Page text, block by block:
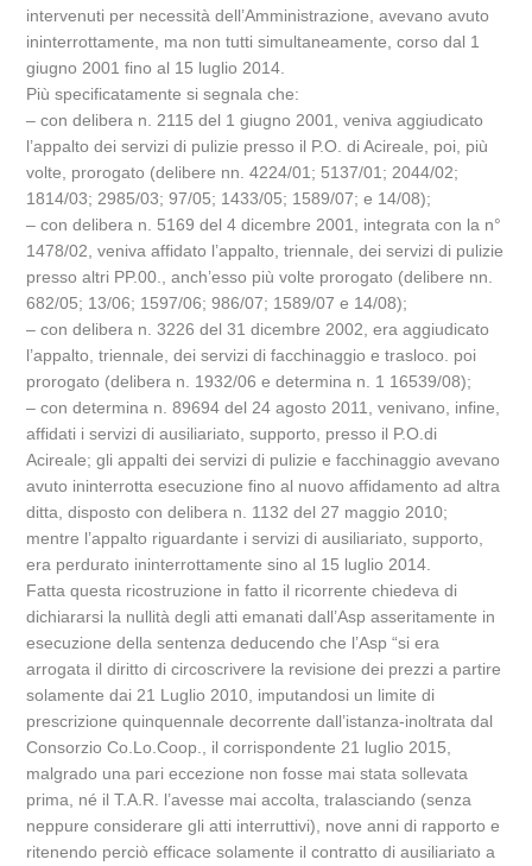
intervenuti per necessità dell’Amministrazione, avevano avuto
ininterrottamente, ma non tutti simultaneamente, corso dal 1
giugno 2001 fino al 15 luglio 2014.
Più specificatamente si segnala che:
– con delibera n. 2115 del 1 giugno 2001, veniva aggiudicato
l’appalto dei servizi di pulizie presso il P.O. di Acireale, poi, più
volte, prorogato (delibere nn. 4224/01; 5137/01; 2044/02;
1814/03; 2985/03; 97/05; 1433/05; 1589/07; e 14/08);
– con delibera n. 5169 del 4 dicembre 2001, integrata con la n°
1478/02, veniva affidato l’appalto, triennale, dei servizi di pulizie
presso altri PP.00., anch’esso più volte prorogato (delibere nn.
682/05; 13/06; 1597/06; 986/07; 1589/07 e 14/08);
– con delibera n. 3226 del 31 dicembre 2002, era aggiudicato
l’appalto, triennale, dei servizi di facchinaggio e trasloco. poi
prorogato (delibera n. 1932/06 e determina n. 1 16539/08);
– con determina n. 89694 del 24 agosto 2011, venivano, infine,
affidati i servizi di ausiliariato, supporto, presso il P.O.di
Acireale; gli appalti dei servizi di pulizie e facchinaggio avevano
avuto ininterrotta esecuzione fino al nuovo affidamento ad altra
ditta, disposto con delibera n. 1132 del 27 maggio 2010;
mentre l’appalto riguardante i servizi di ausiliariato, supporto,
era perdurato ininterrottamente sino al 15 luglio 2014.
Fatta questa ricostruzione in fatto il ricorrente chiedeva di
dichiararsi la nullità degli atti emanati dall’Asp asseritamente in
esecuzione della sentenza deducendo che l’Asp “si era
arrogata il diritto di circoscrivere la revisione dei prezzi a partire
solamente dai 21 Luglio 2010, imputandosi un limite di
prescrizione quinquennale decorrente dall’istanza-inoltrata dal
Consorzio Co.Lo.Coop., il corrispondente 21 luglio 2015,
malgrado una pari eccezione non fosse mai stata sollevata
prima, né il T.A.R. l’avesse mai accolta, tralasciando (senza
neppure considerare gli atti interruttivi), nove anni di rapporto e
ritenendo perciò efficace solamente il contratto di ausiliariato a